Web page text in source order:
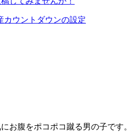
カウントダウンの設定
お腹をポコポコ蹴る男の子です。